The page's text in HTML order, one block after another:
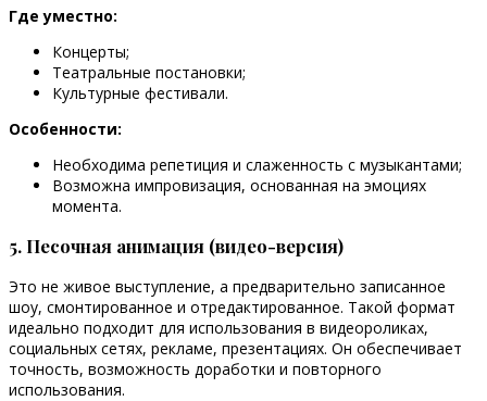
Где уместно:
Концерты;
Театральные постановки;
Культурные фестивали.
Особенности:
Необходима репетиция и слаженность с музыкантами;
Возможна импровизация, основанная на эмоциях
момента.
5. Песочная анимация (видео-версия)
Это не живое выступление, а предварительно записанное
шоу, смонтированное и отредактированное. Такой формат
идеально подходит для использования в видеороликах,
социальных сетях, рекламе, презентациях. Он обеспечивает
точность, возможность доработки и повторного
использования.